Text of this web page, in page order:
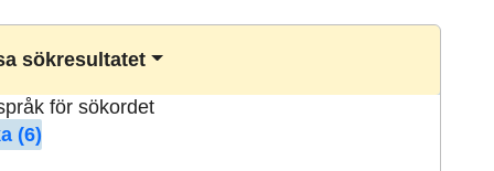
sökresultatet
för sökordet
(6)